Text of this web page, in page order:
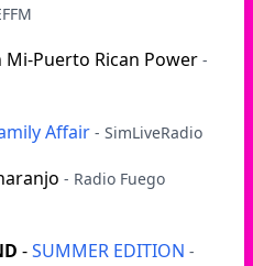
Mi-Puerto Rican Power -
Affair - SimLiveRadio
- Radio Fuego
-SUMMER EDITION -